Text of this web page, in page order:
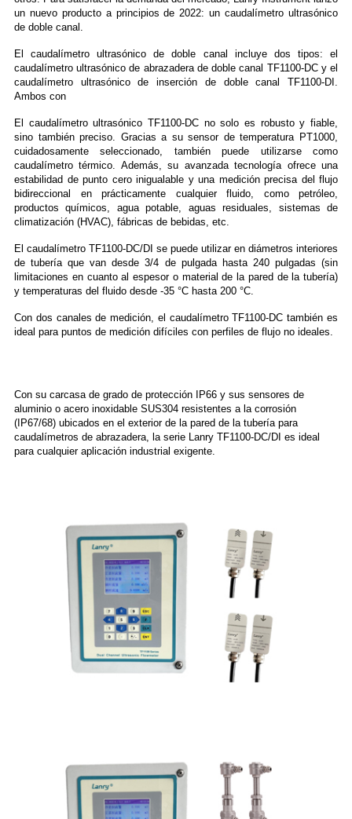
un nuevo producto a principios de 2022: un caudalímetro ultrasónico
de doble canal.
El caudalímetro ultrasónico de doble canal incluye dos tipos: el
caudalímetro ultrasónico de abrazadera de doble canal TF1100-DC y el
caudalímetro ultrasónico de inserción de doble canal TF1100-DI.
Ambos con
El caudalímetro ultrasónico TF1100-DC no solo es robusto y fiable,
sino también preciso. Gracias a su sensor de temperatura PT1000,
cuidadosamente seleccionado, también puede utilizarse como
caudalímetro térmico. Además, su avanzada tecnología ofrece una
estabilidad de punto cero inigualable y una medición precisa del flujo
bidireccional en prácticamente cualquier fluido, como petróleo,
productos químicos, agua potable, aguas residuales, sistemas de
climatización (HVAC), fábricas de bebidas, etc.
El caudalímetro TF1100-DC/DI se puede utilizar en diámetros interiores
de tubería que van desde 3/4 de pulgada hasta 240 pulgadas (sin
limitaciones en cuanto al espesor o material de la pared de la tubería)
y temperaturas del fluido desde -35 °C hasta 200 °C.
Con dos canales de medición, el caudalímetro TF1100-DC también es
ideal para puntos de medición difíciles con perfiles de flujo no ideales.
Con su carcasa de grado de protección IP66 y sus sensores de
aluminio o acero inoxidable SUS304 resistentes a la corrosión
(IP67/68) ubicados en el exterior de la pared de la tubería para
caudalímetros de abrazadera, la serie Lanry TF1100-DC/DI es ideal
para cualquier aplicación industrial exigente.